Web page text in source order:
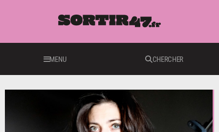
MENU CHERCHER